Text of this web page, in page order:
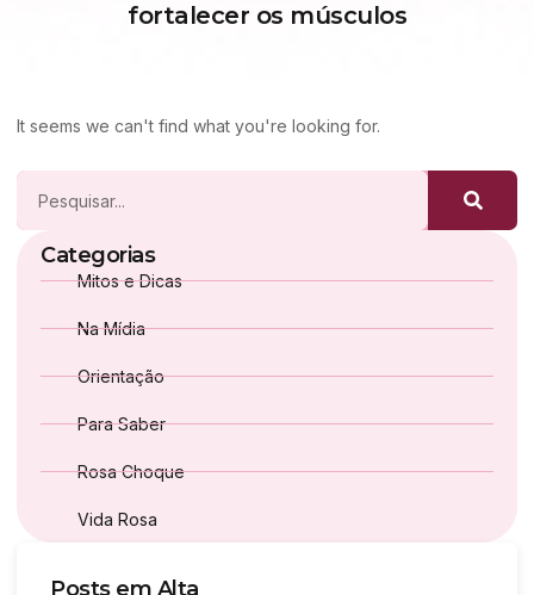
fortalecer os músculos
It seems we can't find what you're looking for.
Categorias
Mitos e Dicas
Na Mídia
Orientação
Para Saber
Rosa Choque
Vida Rosa
Posts em Alta